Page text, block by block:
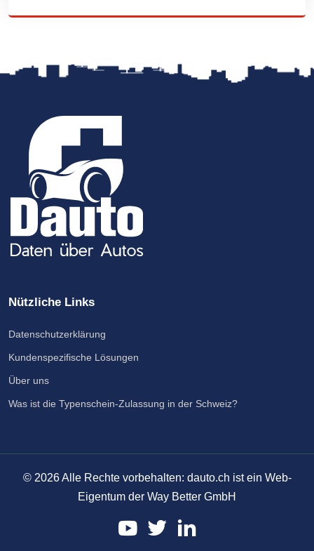
Nützliche Links
Datenschutzerklärung
Kundenspezifische Lösungen
Über uns
Was ist die Typenschein-Zulassung in der Schweiz?
© 2026Alle Rechte vorbehalten: dauto.ch ist ein Web-
Eigentum der Way Better GmbH